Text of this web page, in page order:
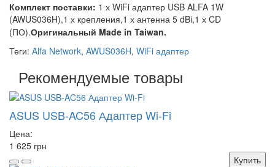
Комплект поставки: 1 х WiFi адаптер USB ALFA 1W
(AWUS036H),1 х крепления,1 х антенна 5 dBi,1 х CD
(ПО).Оригинальный Made in Taiwan.
Теги: Alfa Network, AWUS036H, WiFi адаптер
Рекомендуемые товары
ASUS USB-AC56 Адаптер Wi-Fi
Цена:
1 625 грн
Купить